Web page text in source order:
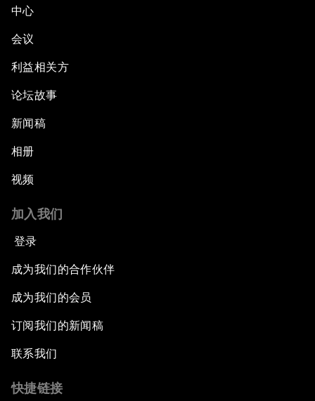
中心
会议
利益相关方
论坛故事
新闻稿
相册
视频
加入我们
登录
成为我们的合作伙伴
成为我们的会员
订阅我们的新闻稿
联系我们
快捷链接